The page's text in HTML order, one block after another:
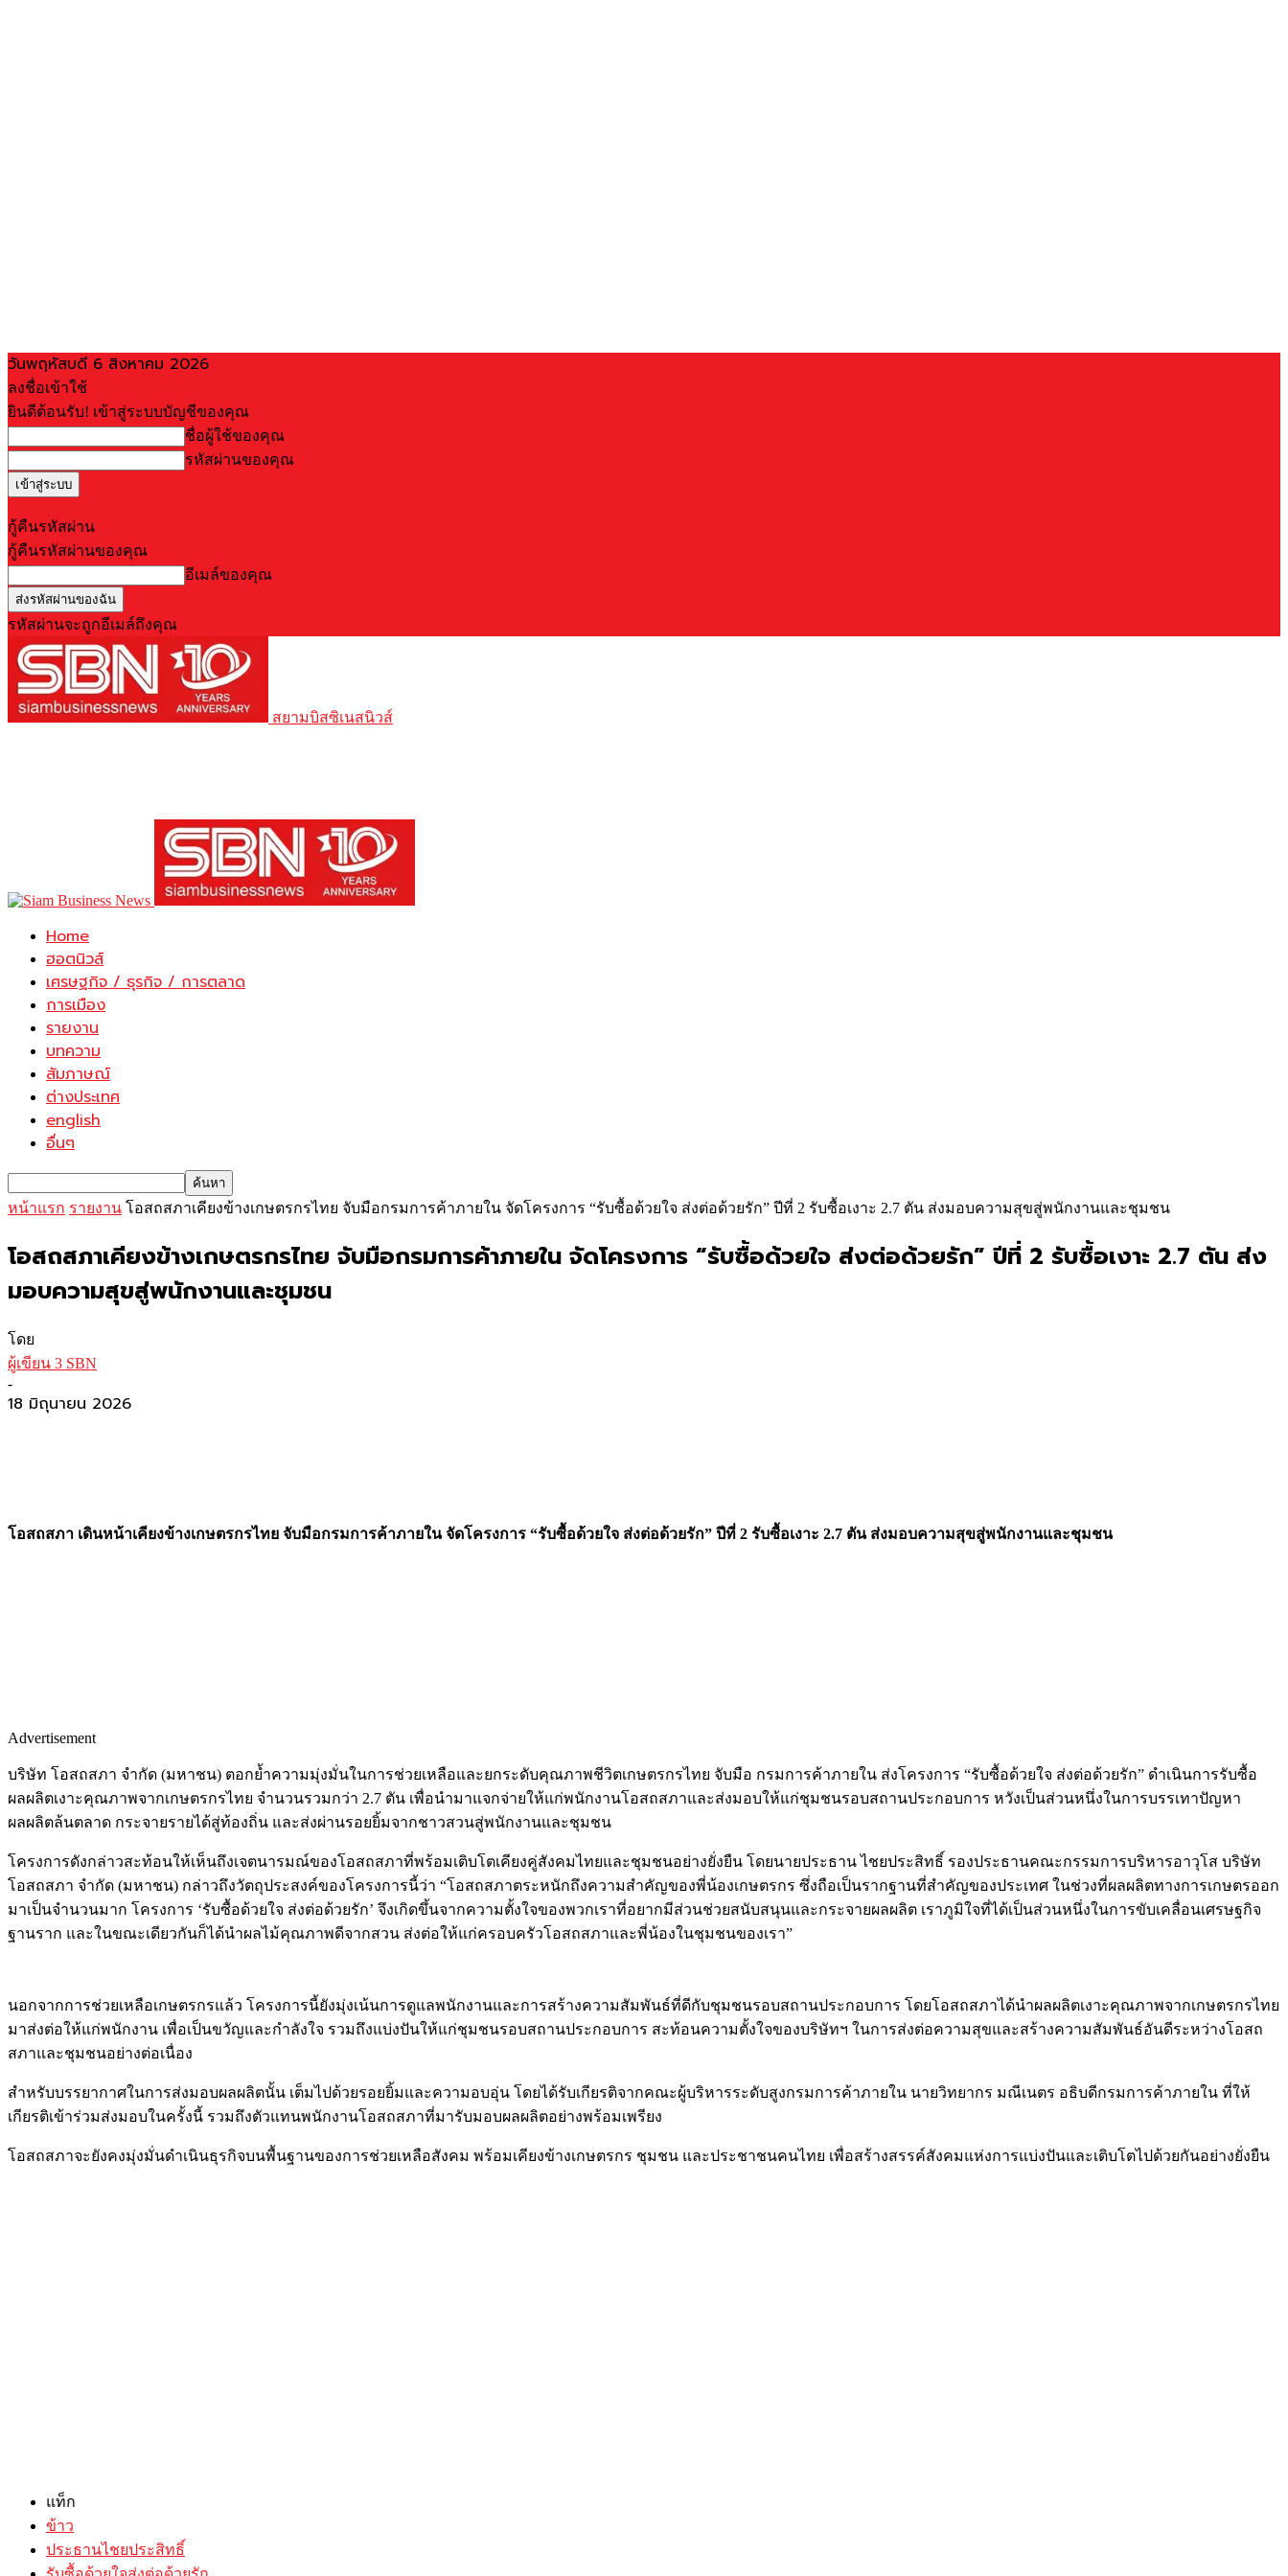
วันพฤหัสบดี 6 สิงหาคม 2026
ลงชื่อเข้าใช้
ยินดีต้อนรับ! เข้าสู่ระบบบัญชีของคุณ
ชื่อผู้ใช้ของคุณ
รหัสผ่านของคุณ
กู้คืนรหัสผ่าน
กู้คืนรหัสผ่านของคุณ
อีเมล์ของคุณ
รหัสผ่านจะถูกอีเมล์ถึงคุณ
สยามบิสซิเนสนิวส์
Home
ฮอตนิวส์
เศรษฐกิจ / ธุรกิจ / การตลาด
การเมือง
รายงาน
บทความ
สัมภาษณ์
ต่างประเทศ
english
อื่นๆ
หน้าแรก รายงาน โอสถสภาเคียงข้างเกษตรกรไทย จับมือกรมการค้าภายใน จัดโครงการ “รับซื้อด้วยใจ ส่งต่อด้วยรัก” ปีที่ 2 รับซื้อเงาะ 2.7 ตัน ส่งมอบความสุขสู่พนักงานและชุมชน
โอสถสภาเคียงข้างเกษตรกรไทย จับมือกรมการค้าภายใน จัดโครงการ “รับซื้อด้วยใจ ส่งต่อด้วยรัก” ปีที่ 2 รับซื้อเงาะ 2.7 ตัน ส่ง
มอบความสุขสู่พนักงานและชุมชน
โดย
ผู้เขียน 3 SBN
-
18 มิถุนายน 2026
โอสถสภา เดินหน้าเคียงข้างเกษตรกรไทย จับมือกรมการค้าภายใน จัดโครงการ “รับซื้อด้วยใจ ส่งต่อด้วยรัก” ปีที่ 2 รับซื้อเงาะ 2.7 ตัน ส่งมอบความสุขสู่พนักงานและชุมชน
Advertisement
บริษัท โอสถสภา จำกัด (มหาชน) ตอกย้ำความมุ่งมั่นในการช่วยเหลือและยกระดับคุณภาพชีวิตเกษตรกรไทย จับมือ กรมการค้าภายใน ส่งโครงการ “รับซื้อด้วยใจ ส่งต่อด้วยรัก” ดำเนินการรับซื้อ
ผลผลิตเงาะคุณภาพจากเกษตรกรไทย จำนวนรวมกว่า 2.7 ตัน เพื่อนำมาแจกจ่ายให้แก่พนักงานโอสถสภาและส่งมอบให้แก่ชุมชนรอบสถานประกอบการ หวังเป็นส่วนหนึ่งในการบรรเทาปัญหา
ผลผลิตล้นตลาด กระจายรายได้สู่ท้องถิ่น และส่งผ่านรอยยิ้มจากชาวสวนสู่พนักงานและชุมชน
โครงการดังกล่าวสะท้อนให้เห็นถึงเจตนารมณ์ของโอสถสภาที่พร้อมเติบโตเคียงคู่สังคมไทยและชุมชนอย่างยั่งยืน โดยนายประธาน ไชยประสิทธิ์ รองประธานคณะกรรมการบริหารอาวุโส บริษัท
โอสถสภา จำกัด (มหาชน) กล่าวถึงวัตถุประสงค์ของโครงการนี้ว่า “โอสถสภาตระหนักถึงความสำคัญของพี่น้องเกษตรกร ซึ่งถือเป็นรากฐานที่สำคัญของประเทศ ในช่วงที่ผลผลิตทางการเกษตรออก
มาเป็นจำนวนมาก โครงการ ‘รับซื้อด้วยใจ ส่งต่อด้วยรัก’ จึงเกิดขึ้นจากความตั้งใจของพวกเราที่อยากมีส่วนช่วยสนับสนุนและกระจายผลผลิต เราภูมิใจที่ได้เป็นส่วนหนึ่งในการขับเคลื่อนเศรษฐกิจ
ฐานราก และในขณะเดียวกันก็ได้นำผลไม้คุณภาพดีจากสวน ส่งต่อให้แก่ครอบครัวโอสถสภาและพี่น้องในชุมชนของเรา”
นอกจากการช่วยเหลือเกษตรกรแล้ว โครงการนี้ยังมุ่งเน้นการดูแลพนักงานและการสร้างความสัมพันธ์ที่ดีกับชุมชนรอบสถานประกอบการ โดยโอสถสภาได้นำผลผลิตเงาะคุณภาพจากเกษตรกรไทย
มาส่งต่อให้แก่พนักงาน เพื่อเป็นขวัญและกำลังใจ รวมถึงแบ่งปันให้แก่ชุมชนรอบสถานประกอบการ สะท้อนความตั้งใจของบริษัทฯ ในการส่งต่อความสุขและสร้างความสัมพันธ์อันดีระหว่างโอสถ
สภาและชุมชนอย่างต่อเนื่อง
สำหรับบรรยากาศในการส่งมอบผลผลิตนั้น เต็มไปด้วยรอยยิ้มและความอบอุ่น โดยได้รับเกียรติจากคณะผู้บริหารระดับสูงกรมการค้าภายใน นายวิทยากร มณีเนตร อธิบดีกรมการค้าภายใน ที่ให้
เกียรติเข้าร่วมส่งมอบในครั้งนี้ รวมถึงตัวแทนพนักงานโอสถสภาที่มารับมอบผลผลิตอย่างพร้อมเพรียง
โอสถสภาจะยังคงมุ่งมั่นดำเนินธุรกิจบนพื้นฐานของการช่วยเหลือสังคม พร้อมเคียงข้างเกษตรกร ชุมชน และประชาชนคนไทย เพื่อสร้างสรรค์สังคมแห่งการแบ่งปันและเติบโตไปด้วยกันอย่างยั่งยืน
แท็ก
ข้าว
ประธานไชยประสิทธิ์